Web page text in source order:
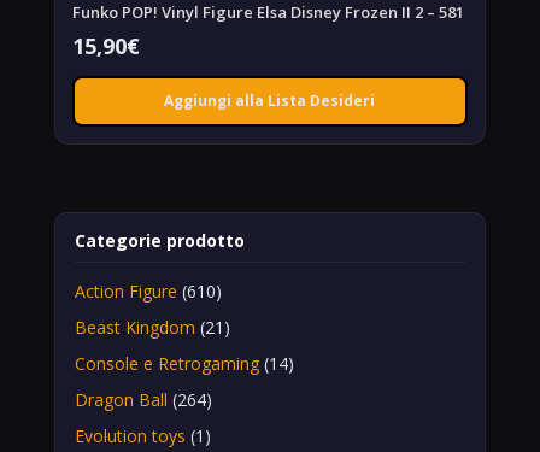
Funko POP! Vinyl Figure Elsa Disney Frozen II 2 – 581
15,90€
Aggiungi alla Lista Desideri
Categorie prodotto
Action Figure (610)
Beast Kingdom (21)
Console e Retrogaming (14)
Dragon Ball (264)
Evolution toys (1)